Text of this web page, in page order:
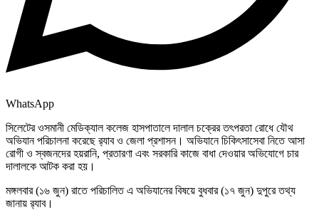
WhatsApp
সিলেটের ওসমানী মেডিক্যাল কলেজ হাসপাতালে দালাল চক্রের তৎপরতা রোধে যৌথ
অভিযান পরিচালনা করেছে র‌্যাব ও জেলা প্রশাসন। অভিযানে চিকিৎসাসেবা নিতে আসা
রোগী ও স্বজনদের হয়রানি, প্রতারণা এবং সরকারি কাজে বাধা দেওয়ার অভিযোগে চার
দালালকে আটক করা হয়।
মঙ্গলবার (১৬ জুন) রাতে পরিচালিত এ অভিযানের বিষয়ে বুধবার (১৭ জুন) দুপুরে তথ্য
জানায় র‌্যাব।